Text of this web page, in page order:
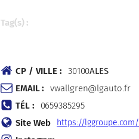
Tag(s) :
CP / VILLE : 30100ALES
EMAIL :
vwallgren@lgauto.fr
TÉL :
0659385295
Site Web
https://lggroupe.com/